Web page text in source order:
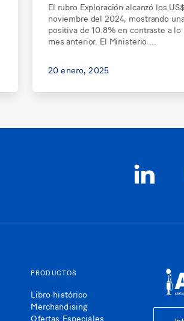
El rubro Exploración alcanzó los
noviembre del 2024, mostrando
positiva de 10.8% en contraste a lo
mes anterior. El Ministerio ...
20 enero, 2025
PRODUCTOS
Libro histórico
Merchandising
Ofertas Especiales